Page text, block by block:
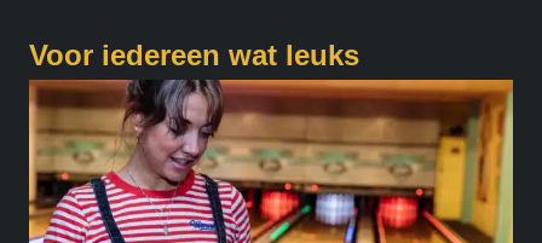
Voor iedereen wat leuks